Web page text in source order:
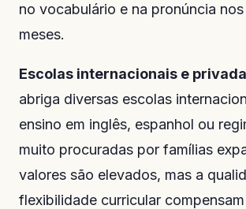
no vocabulário e na pronúncia
meses.
Escolas internacionais e
abriga diversas escolas
ensino em inglês, espanhol ou
muito procuradas por famílias
valores são elevados, mas a
flexibilidade curricular